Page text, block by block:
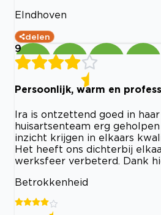
EIndhoven
delen
9
Persoonlijk, warm en
Ira is ontzettend goed in
huisartsenteam erg
inzicht krijgen in elkaars
Het heeft ons dichterbij
werksfeer verbeterd. Dank
Betrokkenheid